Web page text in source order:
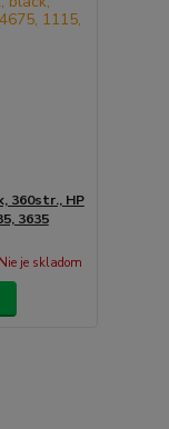
360str., HP
3635
Nie je skladom